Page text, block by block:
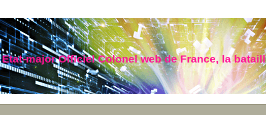
Etat-major Officiel Colonel web de France, la